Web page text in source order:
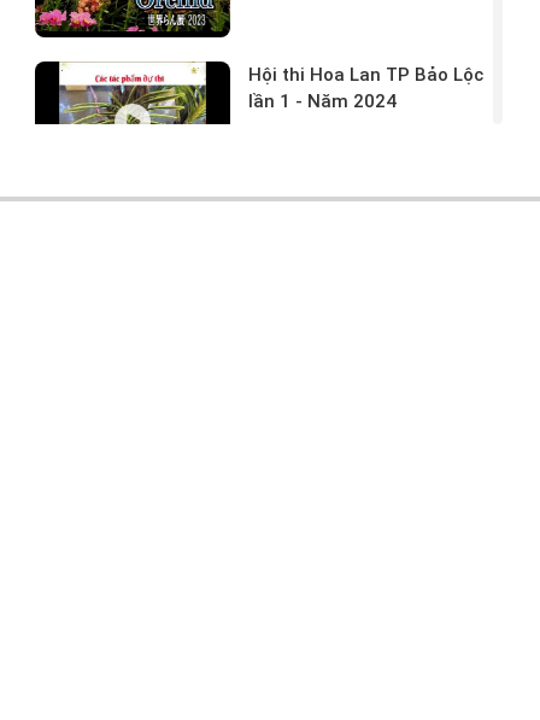
Hội thi Hoa Lan TP Bảo Lộc
lần 1 - Năm 2024